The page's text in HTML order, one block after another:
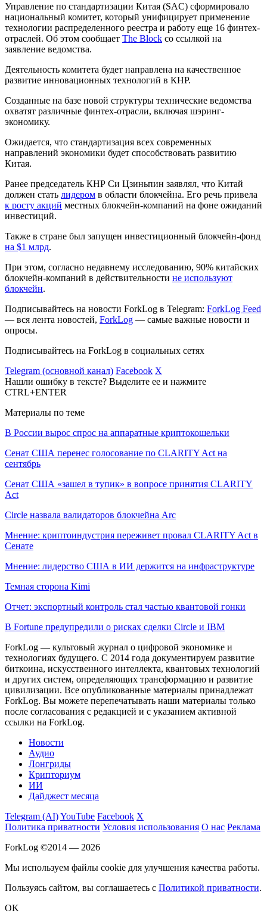
Управление по стандартизации Китая (SAC) сформировало
национальный комитет, который унифицирует применение
технологии распределенного реестра и работу еще 16 финтех-
отраслей. Об этом сообщает The Block со ссылкой на
заявление ведомства.
Деятельность комитета будет направлена на качественное
развитие инновационных технологий в КНР.
Созданные на базе новой структуры технические ведомства
охватят различные финтех-отрасли, включая шэринг-
экономику.
Ожидается, что стандартизация всех современных
направлений экономики будет способствовать развитию
Китая.
Ранее председатель КНР Си Цзиньпин заявлял, что Китай
должен стать лидером в области блокчейна. Его речь привела
к росту акций местных блокчейн-компаний на фоне ожиданий
инвестиций.
Также в стране был запущен инвестиционный блокчейн-фонд
на $1 млрд.
При этом, согласно недавнему исследованию, 90% китайских
блокчейн-компаний в действительности не используют
блокчейн.
Подписывайтесь на новости ForkLog в Telegram: ForkLog Feed
— вся лента новостей, ForkLog — самые важные новости и
опросы.
Подписывайтесь на ForkLog в социальных сетях
Telegram (основной канал) Facebook X
Нашли ошибку в тексте? Выделите ее и нажмите
CTRL+ENTER
Материалы по теме
В России вырос спрос на аппаратные криптокошельки
Сенат США перенес голосование по CLARITY Act на
сентябрь
Сенат США «зашел в тупик» в вопросе принятия CLARITY
Act
Circle назвала валидаторов блокчейна Arc
Мнение: криптоиндустрия переживет провал CLARITY Act в
Сенате
Мнение: лидерство США в ИИ держится на инфраструктуре
Темная сторона Kimi
Отчет: экспортный контроль стал частью квантовой гонки
В Fortune предупредили о рисках сделки Circle и IBM
ForkLog — культовый журнал о цифровой экономике и
технологиях будущего. С 2014 года документируем развитие
биткоина, искусственного интеллекта, квантовых технологий
и других систем, определяющих трансформацию и развитие
цивилизации. Все опубликованные материалы принадлежат
ForkLog. Вы можете перепечатывать наши материалы только
после согласования с редакцией и с указанием активной
ссылки на ForkLog.
Новости
Аудио
Лонгриды
Крипториум
ИИ
Дайджест месяца
Telegram (AI)YouTube Facebook X
Политика приватности Условия использования О нас Реклама
ForkLog ©2014 — 2026
Мы используем файлы cookie для улучшения качества работы.
Пользуясь сайтом, вы соглашаетесь с Политикой приватности.
OK